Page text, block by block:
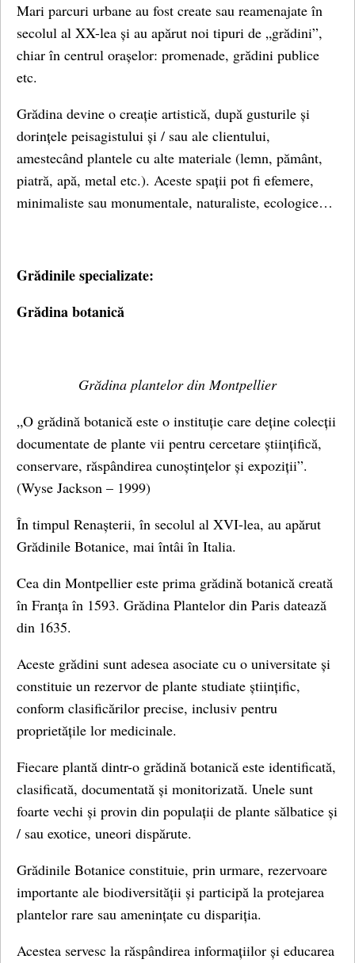
Mari parcuri urbane au fost create sau reamenajate în
secolul al XX-lea și au apărut noi tipuri de „grădini”,
chiar în centrul orașelor: promenade, grădini publice
etc.
Grădina devine o creație artistică, după gusturile și
dorințele peisagistului și / sau ale clientului,
amestecând plantele cu alte materiale (lemn, pământ,
piatră, apă, metal etc.). Aceste spații pot fi efemere,
minimaliste sau monumentale, naturaliste, ecologice…
Grădinile specializate:
Grădina botanică
Grădina plantelor din Montpellier
„O grădină botanică este o instituție care deține colecții
documentate de plante vii pentru cercetare științifică,
conservare, răspândirea cunoștințelor și expoziții”.
(Wyse Jackson – 1999)
În timpul Renașterii, în secolul al XVI-lea, au apărut
Grădinile Botanice, mai întâi în Italia.
Cea din Montpellier este prima grădină botanică creată
în Franța în 1593. Grădina Plantelor din Paris datează
din 1635.
Aceste grădini sunt adesea asociate cu o universitate și
constituie un rezervor de plante studiate științific,
conform clasificărilor precise, inclusiv pentru
proprietățile lor medicinale.
Fiecare plantă dintr-o grădină botanică este identificată,
clasificată, documentată și monitorizată. Unele sunt
foarte vechi și provin din populații de plante sălbatice și
/ sau exotice, uneori dispărute.
Grădinile Botanice constituie, prin urmare, rezervoare
importante ale biodiversității și participă la protejarea
plantelor rare sau amenințate cu dispariția.
Acestea servesc la răspândirea informațiilor și educarea